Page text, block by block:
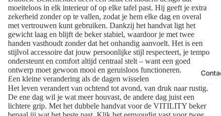
moeiteloos in elk interieur of op elke tafel past. Hij geeft je extra
zekerheid zonder op te vallen, zodat je hem elke dag en overal
met vertrouwen kunt gebruiken. Dankzij het handvat ligt het
gewicht laag en blijft de beker stabiel, waardoor je met twee
handen vasthoudt zonder dat het onhandig aanvoelt. Het is een
stijlvol accessoire dat jouw persoonlijke stijl respecteert, je tempo
ondersteunt en comfort altijd centraal stelt – want een goed
ontwerp moet gewoon mooi en geruisloos functioneren.
Een kleine verandering als de dagen wisselen
Het leven verandert van ochtend tot avond, van druk naar rustig.
De ene dag wil je wat meer houvast, de andere dag juist een
lichtere grip. Met het dubbele handvat voor de VITILITY beker